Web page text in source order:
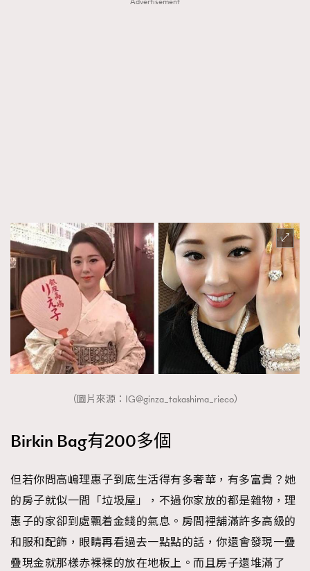
（圖片來源：IG@ginza_takashima_rieco）
Birkin Bag有200多個
但若你問高嶋理惠子到底生活得有多奢華，有多富貴？她
的房子就似一間「垃圾屋」，不過你家放的都是雜物，理
惠子的家卻到處飄着金錢的氣息。房間裡舖滿許多高級的
和服和配飾，眼睛再看過去一點點的話，你還會發現一疊
疊現金就那樣赤裸裸的放在地板上。而且房子還堆滿了